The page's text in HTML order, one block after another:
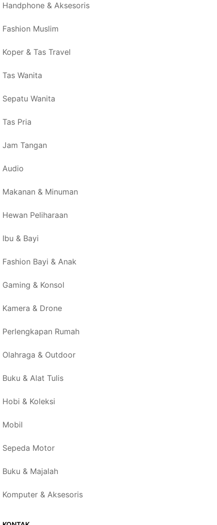
Handphone & Aksesoris
Fashion Muslim
Koper & Tas Travel
Tas Wanita
Sepatu Wanita
Tas Pria
Jam Tangan
Audio
Makanan & Minuman
Hewan Peliharaan
Ibu & Bayi
Fashion Bayi & Anak
Gaming & Konsol
Kamera & Drone
Perlengkapan Rumah
Olahraga & Outdoor
Buku & Alat Tulis
Hobi & Koleksi
Mobil
Sepeda Motor
Buku & Majalah
Komputer & Aksesoris